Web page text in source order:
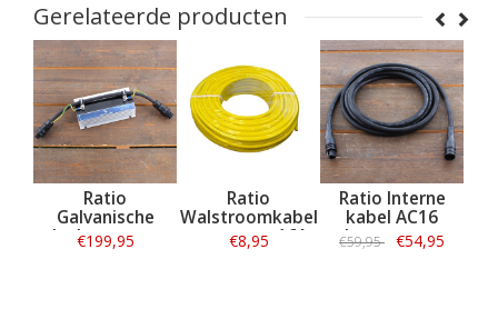
Gerelateerde producten
Ratio
Galvanische
Isolator voor
€199,95
Ratio
Walstroomkabel
per meter 16A
kabel 3G2.50mm
€8,95
Ratio Interne
kabel AC16
walstroomsysteem
4M
€59,95 €54,95